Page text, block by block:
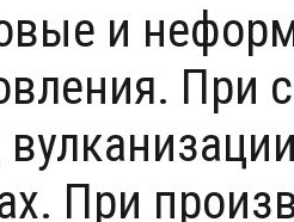
и
При
При